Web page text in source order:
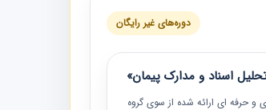
دوره‌های غیر رایگان
اسناد و مدارک پیمان»
و حرفه‏ ای ارائه شده از سوی گروه